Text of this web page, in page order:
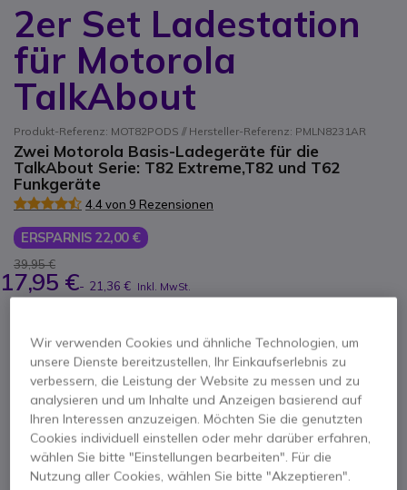
2er Set Ladestation
für Motorola
TalkAbout
Produkt-Referenz: MOT82PODS // Hersteller-Referenz: PMLN8231AR
Zwei Motorola Basis-Ladegeräte für die
TalkAbout Serie: T82 Extreme,T82 und T62
Funkgeräte
4.4 von 9 Rezensionen
ERSPARNIS 22,00 €
39,95 €
17,95 €- 21,36 € Inkl. MwSt.
ANGEBOT IN 4 STUNDEN
Über 100 Produkteauf Lager
Lieferung:24/48 Std.
Zum Anfang der Bildgalerie springen
Wir verwenden Cookies und ähnliche Technologien, um
unsere Dienste bereitzustellen, Ihr Einkaufserlebnis zu
verbessern, die Leistung der Website zu messen und zu
analysieren und um Inhalte und Anzeigen basierend auf
Ihren Interessen anzuzeigen. Möchten Sie die genutzten
Cookies individuell einstellen oder mehr darüber erfahren,
wählen Sie bitte "Einstellungen bearbeiten". Für die
Nutzung aller Cookies, wählen Sie bitte "Akzeptieren".